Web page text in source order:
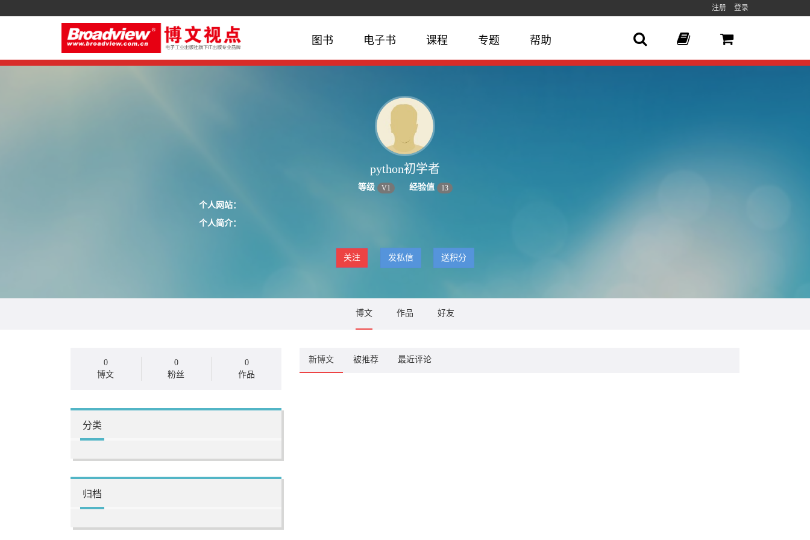
注册 登录
图书 电子书 课程 专题 帮助
python初学者
等级 V1 经验值 13
个人网站：
个人简介：
关注 发私信 送积分
博文 作品 好友
0
博文
0
粉丝
0
作品
分类
归档
新博文 被推荐 最近评论